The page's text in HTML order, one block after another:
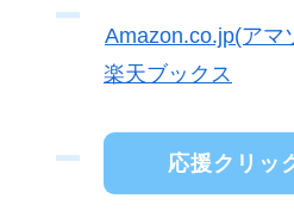
Amazon.co.jp(アマ
楽天ブックス
応援クリッ